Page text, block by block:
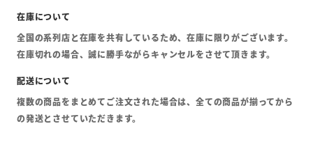
全国の系列店と在庫を共有しているため、在庫に限りがございます。
在庫切れの場合、誠に勝手ながらキャンセルをさせて頂きます。
複数の商品をまとめてご注文された場合は、全ての商品が揃ってから
の発送とさせていただきます。